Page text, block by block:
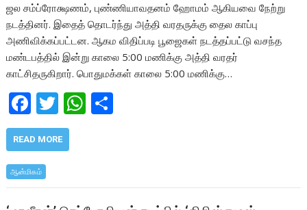
ஜல சம்ப்ரோக்ஷணம், புண்ணியாவதனம் ஹோமம் ஆகியவை நேற்று
நடத்தினர். இதைத் தொடர்ந்து அத்தி வரதருக்கு தைல காப்பு
அணிவிக்கப்பட்டன. ஆகம விதிப்படி பூஜைகள் நடத்தப்பட்டு வசந்த
மண்டபத்தில் இன்று காலை 5:00 மணிக்கு அத்தி வரதர்
காட்சிதருகிறார். பொதுமக்கள் காலை 5:00 மணிக்கு…
F
ac
e
b
o
T
w
itt
W
A
READ MORE
ஆன்மிகம்